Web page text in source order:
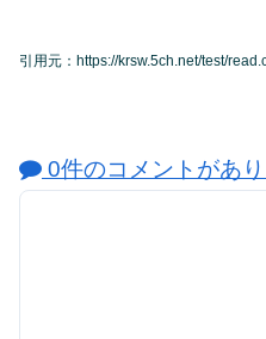
引用元：https://krsw.5ch.net/test/
0件のコメントがあ